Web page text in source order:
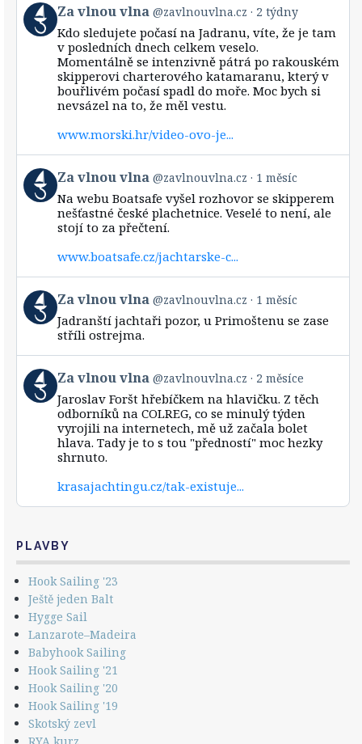
View
post
by
Bluesky
Za vlnou vlna @zavlnouvlna.cz 2 týdny
Kdo sledujete počasí na Jadranu, víte, že je tam
v posledních dnech celkem veselo.
Momentálně se intenzivně pátrá po rakouském
skipperovi charterového katamaranu, který v
bouřlivém počasí spadl do moře. Moc bych si
nevsázel na to, že měl vestu.
www.morski.hr/video-ovo-je...
View
post
by
Za vlnou vlna @zavlnouvlna.cz 1 měsíc
Na webu Boatsafe vyšel rozhovor se skipperem
nešťastné české plachetnice. Veselé to není, ale
stojí to za přečtení.
www.boatsafe.cz/jachtarske-c...
View
post
by
vlnou
vlna
on
Bluesky
Za vlnou vlna @zavlnouvlna.cz 1 měsíc
Jadranští jachtaři pozor, u Primoštenu se zase
stříli ostrejma.
View
post
by
Za vlnou vlna @zavlnouvlna.cz 2 měsíce
Jaroslav Foršt hřebíčkem na hlavičku. Z těch
odborníků na COLREG, co se minulý týden
vyrojili na internetech, mě už začala bolet
hlava. Tady je to s tou "předností" moc hezky
shrnuto.
krasajachtingu.cz/tak-existuje...
PLAVBY
Hook Sailing '23
Ještě jeden Balt
Hygge Sail
Lanzarote–Madeira
Babyhook Sailing
Hook Sailing '21
Hook Sailing '20
Hook Sailing '19
Skotský zevl